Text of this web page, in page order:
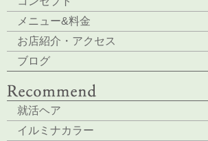
メニュー&料金
お店紹介・アクセス
ブログ
就活ヘア
イルミナカラー